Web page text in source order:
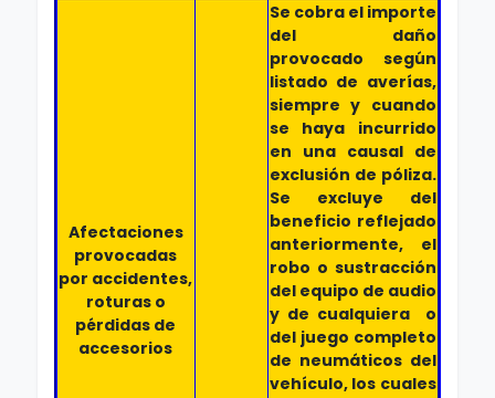
Afectaciones
provocadas
por accidentes,
roturas o
pérdidas de
accesorios
Se cobra el importe
del daño
provocado según
listado de averías,
siempre y cuando
se haya incurrido
en una causal de
exclusión de póliza.
Se excluye del
beneficio reflejado
anteriormente, el
robo o sustracción
del equipo de audio
y de cualquiera o
del juego completo
de neumáticos del
vehículo, los cuales